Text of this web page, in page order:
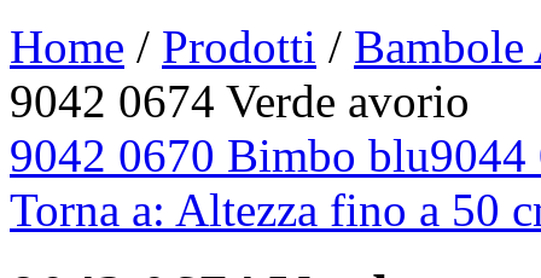
Home / Prodotti /
9042 0674 Verde avorio
9042 0670 Bimbo blu9044
Torna a: Altezza fino a 50